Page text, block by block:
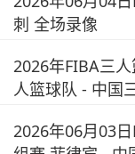
刺 全场录像
2026年FIBA三
人篮球队 - 中国
2026年06月03